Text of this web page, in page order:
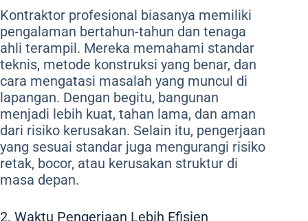
Kontraktor profesional biasanya memiliki
pengalaman bertahun-tahun dan tenaga
ahli terampil. Mereka memahami standar
teknis, metode konstruksi yang benar, dan
cara mengatasi masalah yang muncul di
lapangan. Dengan begitu, bangunan
menjadi lebih kuat, tahan lama, dan aman
dari risiko kerusakan. Selain itu, pengerjaan
yang sesuai standar juga mengurangi risiko
retak, bocor, atau kerusakan struktur di
masa depan.
2. Waktu Pengerjaan Lebih Efisien